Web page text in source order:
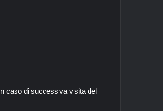
caso di successiva visita del